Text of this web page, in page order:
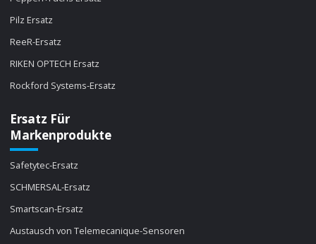
Pilz Ersatz
ReeR-Ersatz
RIKEN OPTECH Ersatz
Rockford Systems-Ersatz
Ersatz Für
Markenprodukte
Safetytec-Ersatz
SCHMERSAL-Ersatz
Smartscan-Ersatz
Austausch von Telemecanique-Sensoren